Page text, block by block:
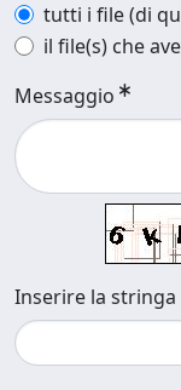
tutti i file (di
il file(s) che
Messaggio
Inserire la